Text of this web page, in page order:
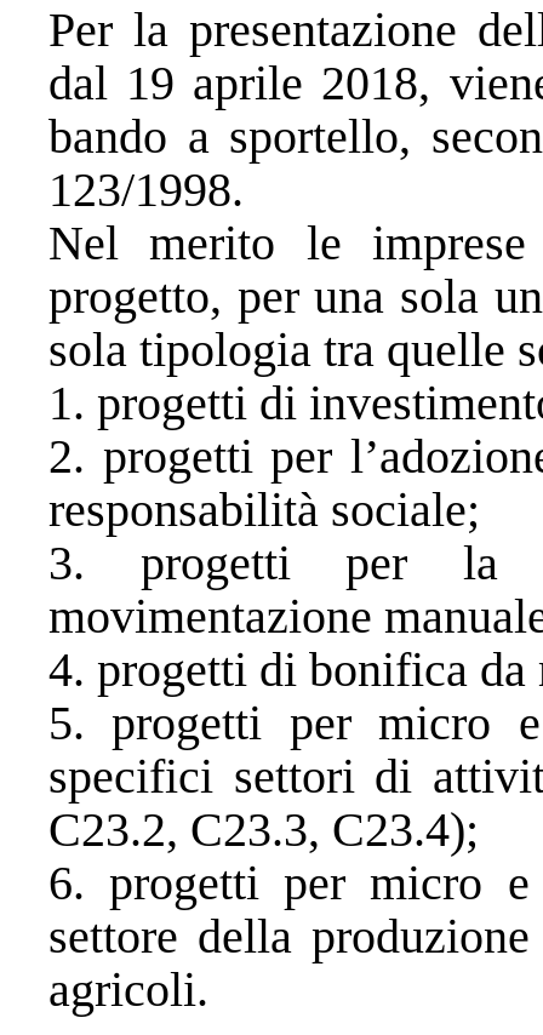
Per la presentazione
dal 19 aprile 2018,
bando a sportello,
123/1998.
Nel merito le imprese
progetto, per una sola
sola tipologia tra quelle
1. progetti di
2. progetti per
responsabilità sociale;
3. progetti per la
movimentazione
4. progetti di bonifica
5. progetti per micro
specifici settori di
C23.2, C23.3, C23.4);
6. progetti per micro
settore della
agricoli.